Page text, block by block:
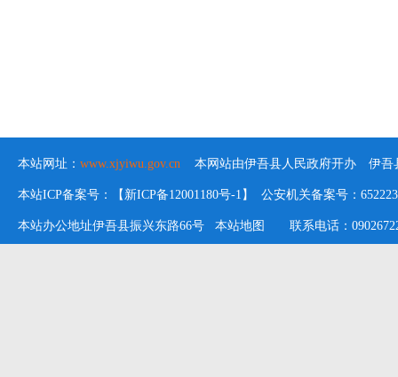
本站网址： www.xjyiwu.gov.cn 本网站由伊吾县人民政府开办 伊吾
本站ICP备案号：【新ICP备12001180号-1】 公安机关备案号：
本站办公地址伊吾县振兴东路66号 本站地图 联系电话：